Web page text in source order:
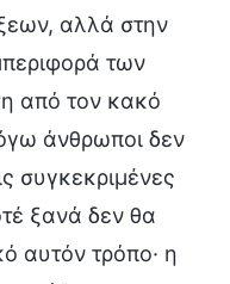
αλλά στην
των
από τον κακό
άνθρωποι δεν
συγκεκριμένες
ξανά δεν θα
αυτόν τρόπο· η